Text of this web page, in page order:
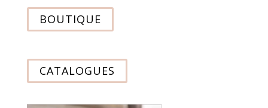
BOUTIQUE
CATALOGUES